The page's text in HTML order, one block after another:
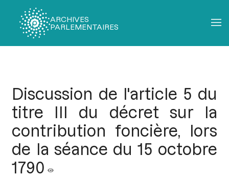
ARCHIVES
PARLEMENTAIRES
Discussion de l'article 5 du
titre III du décret sur la
contribution foncière, lors
de la séance du 15 octobre
1790